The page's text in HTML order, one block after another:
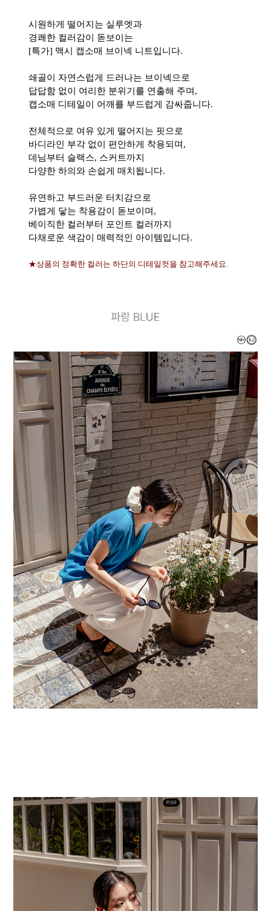
시원하게 떨어지는 실루엣과
경쾌한 컬러감이 돋보이는
[특가] 맥시 캡소매 브이넥 니트입니다.
쇄골이 자연스럽게 드러나는 브이넥으로
답답함 없이 여리한 분위기를 연출해 주며,
캡소매 디테일이 어깨를 부드럽게 감싸줍니다.
전체적으로 여유 있게 떨어지는 핏으로
바디라인 부각 없이 편안하게 착용되며,
데님부터 슬랙스, 스커트까지
다양한 하의와 손쉽게 매치됩니다.
유연하고 부드러운 터치감으로
가볍게 닿는 착용감이 돋보이며,
베이직한 컬러부터 포인트 컬러까지
다채로운 색감이 매력적인 아이템입니다.
★상품의 정확한 컬러는 하단의 디테일컷을 참고해주세요.